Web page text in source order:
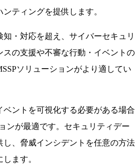
ティングを提供します。
・対応を超え、サイバーセキュリ
スの支援や不審な行動・イベントの
ソリューションがより適してい
ベントを可視化する必要がある場合
ンが最適です。セキュリティデー
し、脅威インシデントを任意の方法
ます。